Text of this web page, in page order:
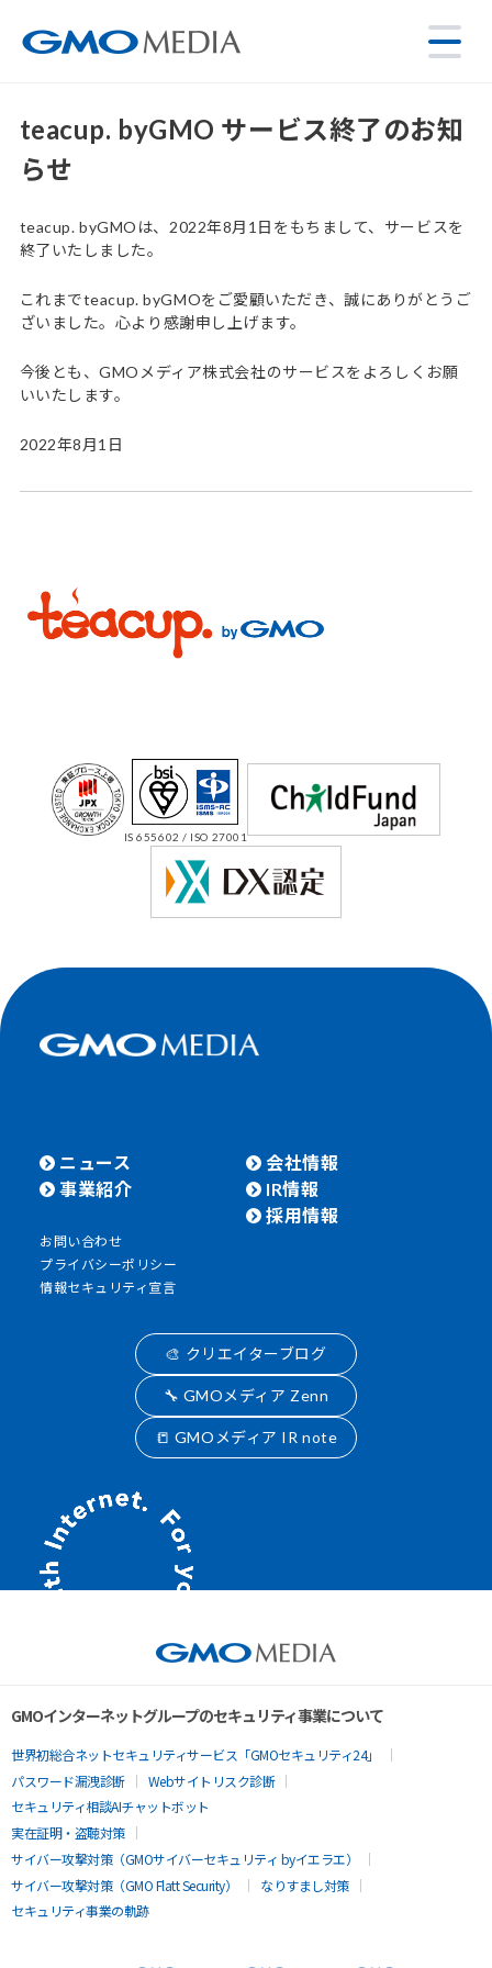
teacup. byGMO サービス終了のお知
らせ
teacup. byGMOは、2022年8月1日をもちまして、サービスを
終了いたしました。
これまでteacup. byGMOをご愛顧いただき、誠にありがとうご
ざいました。心より感謝申し上げます。
今後とも、GMOメディア株式会社のサービスをよろしくお願
いいたします。
2022年8月1日
IS 655602 / ISO 27001
ニュース
事業紹介
会社情報
IR情報
採用情報
お問い合わせ
プライバシーポリシー
情報セキュリティ宣言
🎨 クリエイターブログ
🔧 GMOメディア Zenn
📒 GMOメディア IR note
GMOインターネットグループのセキュリティ事業について
世界初総合ネットセキュリティサービス「GMOセキュリティ24」
パスワード漏洩診断
Webサイトリスク診断
セキュリティ相談AIチャットボット
実在証明・盗聴対策
サイバー攻撃対策（GMOサイバーセキュリティ byイエラエ）
サイバー攻撃対策（GMO Flatt Security）
なりすまし対策
セキュリティ事業の軌跡